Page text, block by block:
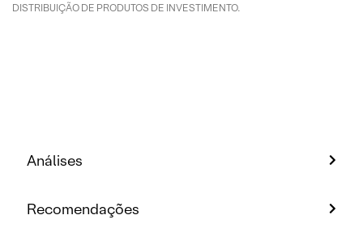
DISTRIBUIÇÃO DE PRODUTOS DE INVESTIMENTO.
Análises
Recomendações